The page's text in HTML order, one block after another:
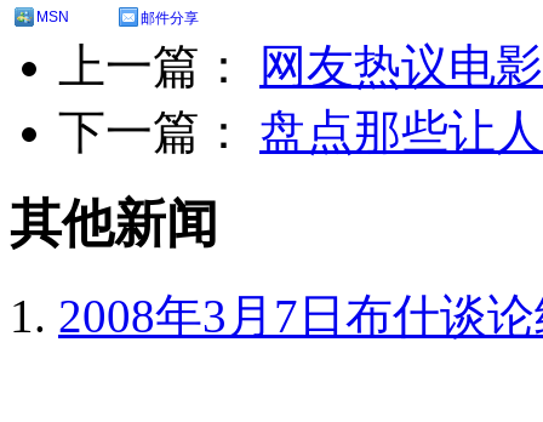
MSN
邮件分享
上一篇：
网友热议电
下一篇： 盘点那些让
其他新闻
2008年3月7日布什谈